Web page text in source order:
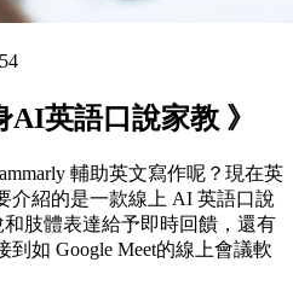
AI英語口說家教 》
輔助英文寫作呢？現在英
介紹的是一款線上 AI 英語口說
肢體表達給予即時回饋，還有
如 Google Meet的線上會議軟